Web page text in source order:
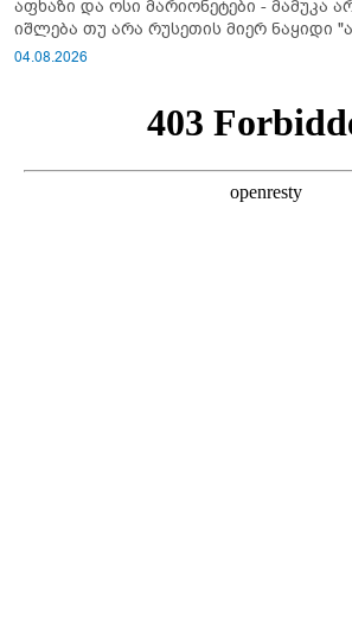
აფხაზი და ოსი მარიონეტები - მამუკა
იშლება თუ არა რუსეთის მიერ ნაყიდი
სისტემა?!
04.08.2026